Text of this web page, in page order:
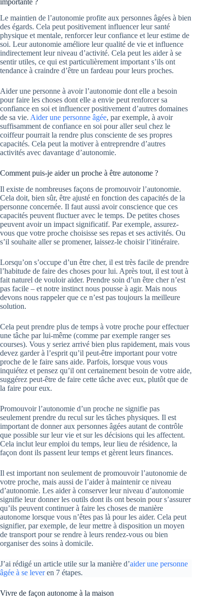
importante ?
Le maintien de l’autonomie profite aux personnes âgées à bien
des égards. Cela peut positivement influencer leur santé
physique et mentale, renforcer leur confiance et leur estime de
soi. Leur autonomie améliore leur qualité de vie et influence
indirectement leur niveau d’activité. Cela peut les aider à se
sentir utiles, ce qui est particulièrement important s’ils ont
tendance à craindre d’être un fardeau pour leurs proches.
Aider une personne à avoir l’autonomie dont elle a besoin
pour faire les choses dont elle a envie peut renforcer sa
confiance en soi et influencer positivement d’autres domaines
de sa vie. Aider une personne âgée, par exemple, à avoir
suffisamment de confiance en soi pour aller seul chez le
coiffeur pourrait la rendre plus consciente de ses propres
capacités. Cela peut la motiver à entreprendre d’autres
activités avec davantage d’autonomie.
Comment puis-je aider un proche à être autonome ?
Il existe de nombreuses façons de promouvoir l’autonomie.
Cela doit, bien sûr, être ajusté en fonction des capacités de la
personne concernée. Il faut aussi avoir conscience que ces
capacités peuvent fluctuer avec le temps. De petites choses
peuvent avoir un impact significatif. Par exemple, assurez-
vous que votre proche choisisse ses repas et ses activités. Ou
s’il souhaite aller se promener, laissez-le choisir l’itinéraire.
Lorsqu’on s’occupe d’un être cher, il est très facile de prendre
l’habitude de faire des choses pour lui. Après tout, il est tout à
fait naturel de vouloir aider. Prendre soin d’un être cher n’est
pas facile – et notre instinct nous pousse à agir. Mais nous
devons nous rappeler que ce n’est pas toujours la meilleure
solution.
Cela peut prendre plus de temps à votre proche pour effectuer
une tâche par lui-même (comme par exemple ranger ses
courses). Vous y seriez arrivé bien plus rapidement, mais vous
devez garder à l’esprit qu’il peut-être important pour votre
proche de le faire sans aide. Parfois, lorsque vous vous
inquiétez et pensez qu’il ont certainement besoin de votre aide,
suggérez peut-être de faire cette tâche avec eux, plutôt que de
la faire pour eux.
Promouvoir l’autonomie d’un proche ne signifie pas
seulement prendre du recul sur les tâches physiques. Il est
important de donner aux personnes âgées autant de contrôle
que possible sur leur vie et sur les décisions qui les affectent.
Cela inclut leur emploi du temps, leur lieu de résidence, la
façon dont ils passent leur temps et gèrent leurs finances.
Il est important non seulement de promouvoir l’autonomie de
votre proche, mais aussi de l’aider à maintenir ce niveau
d’autonomie. Les aider à conserver leur niveau d’autonomie
signifie leur donner les outils dont ils ont besoin pour s’assurer
qu’ils peuvent continuer à faire les choses de manière
autonome lorsque vous n’êtes pas là pour les aider. Cela peut
signifier, par exemple, de leur mettre à disposition un moyen
de transport pour se rendre à leurs rendez-vous ou bien
organiser des soins à domicile.
J’ai rédigé un article utile sur la manière d’aider une personne
âgée à se leveren 7 étapes.
Vivre de façon autonome à la maison